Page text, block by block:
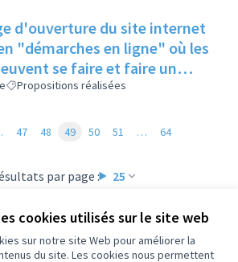
cookies utilisés sur le site web
sur notre site Web pour améliorer la
du site. Les cookies nous permettent
d'ouverture du site internet
"démarches en ligne" où les
se faire et faire un
de ce lien
Propositions réalisées
par page : 25
47 48 49 50 51 … 64